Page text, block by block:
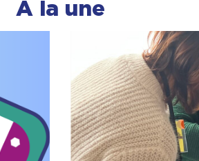
A la une